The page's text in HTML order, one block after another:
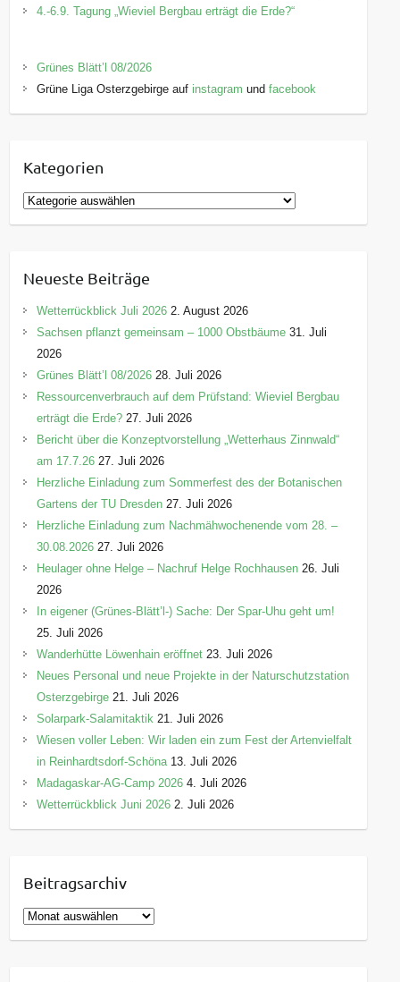
4.-6.9. Tagung „Wieviel Bergbau erträgt die Erde?“
Grünes Blätt’l 08/2026
Grüne Liga Osterzgebirge auf instagram undfacebook
Kategorien
K
a
g
o
r
e
n
Neueste Beiträge
Wetterrückblick Juli 2026 2. August 2026
Sachsen pflanzt gemeinsam – 1000 Obstbäume 31. Juli
2026
Grünes Blätt’l 08/2026 28. Juli 2026
Ressourcenverbrauch auf dem Prüfstand: Wieviel Bergbau
erträgt die Erde? 27. Juli 2026
Bericht über die Konzeptvorstellung „Wetterhaus Zinnwald“
am 17.7.26 27. Juli 2026
Herzliche Einladung zum Sommerfest des der Botanischen
Gartens der TU Dresden 27. Juli 2026
Herzliche Einladung zum Nachmähwochenende vom 28. –
30.08.2026 27. Juli 2026
Heulager ohne Helge – Nachruf Helge Rochhausen 26. Juli
2026
In eigener (Grünes-Blätt’l-) Sache: Der Spar-Uhu geht um!
25. Juli 2026
Wanderhütte Löwenhain eröffnet 23. Juli 2026
Neues Personal und neue Projekte in der Naturschutzstation
Osterzgebirge 21. Juli 2026
Solarpark-Salamitaktik 21. Juli 2026
Wiesen voller Leben: Wir laden ein zum Fest der Artenvielfalt
in Reinhardtsdorf-Schöna 13. Juli 2026
Madagaskar-AG-Camp 2026 4. Juli 2026
Wetterrückblick Juni 2026 2. Juli 2026
Beitragsarchiv
B
e